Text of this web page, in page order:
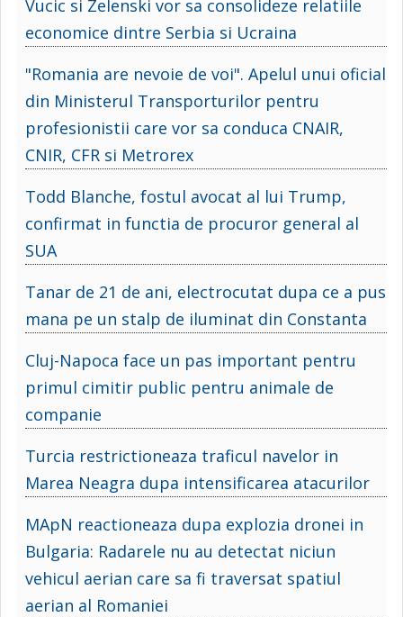
Vucic si Zelenski vor sa consolideze relatiile
economice dintre Serbia si Ucraina
"Romania are nevoie de voi". Apelul unui oficial
din Ministerul Transporturilor pentru
profesionistii care vor sa conduca CNAIR,
CNIR, CFR si Metrorex
Todd Blanche, fostul avocat al lui Trump,
confirmat in functia de procuror general al
SUA
Tanar de 21 de ani, electrocutat dupa ce a pus
mana pe un stalp de iluminat din Constanta
Cluj-Napoca face un pas important pentru
primul cimitir public pentru animale de
companie
Turcia restrictioneaza traficul navelor in
Marea Neagra dupa intensificarea atacurilor
MApN reactioneaza dupa explozia dronei in
Bulgaria: Radarele nu au detectat niciun
vehicul aerian care sa fi traversat spatiul
aerian al Romaniei